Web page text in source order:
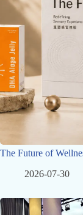
The Future of
2026-07-30